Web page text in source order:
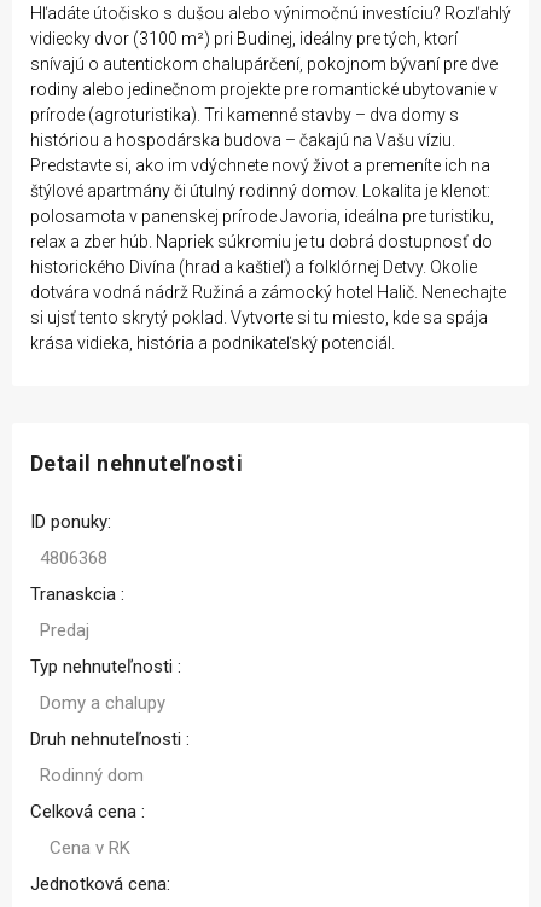
Hľadáte útočisko s dušou alebo výnimočnú investíciu? Rozľahlý
vidiecky dvor (3100 m²) pri Budinej, ideálny pre tých, ktorí
snívajú o autentickom chalupárčení, pokojnom bývaní pre dve
rodiny alebo jedinečnom projekte pre romantické ubytovanie v
prírode (agroturistika). Tri kamenné stavby – dva domy s
históriou a hospodárska budova – čakajú na Vašu víziu.
Predstavte si, ako im vdýchnete nový život a premeníte ich na
štýlové apartmány či útulný rodinný domov. Lokalita je klenot:
polosamota v panenskej prírode Javoria, ideálna pre turistiku,
relax a zber húb. Napriek súkromiu je tu dobrá dostupnosť do
historického Divína (hrad a kaštieľ) a folklórnej Detvy. Okolie
dotvára vodná nádrž Ružiná a zámocký hotel Halič. Nenechajte
si ujsť tento skrytý poklad. Vytvorte si tu miesto, kde sa spája
krása vidieka, história a podnikateľský potenciál.
Detail nehnuteľnosti
ID ponuky:
4806368
Tranaskcia :
Predaj
Typ nehnuteľnosti :
Domy a chalupy
Druh nehnuteľnosti :
Rodinný dom
Celková cena :
Cena v RK
Jednotková cena: